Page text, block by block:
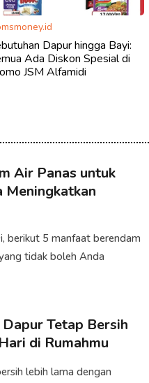
Dapur hingga Bayi:
Ada Diskon Spesial di
JSM Alfamidi
Air Panas untuk
Meningkatkan
berikut 5 manfaat berendam
tidak boleh Anda
Tetap Bersih
di Rumahmu
lebih lama dengan